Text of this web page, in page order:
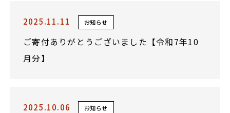
2025.11.11 お知らせ
ご寄付ありがとうございました【令和7年10
月分】
2025.10.06 お知らせ